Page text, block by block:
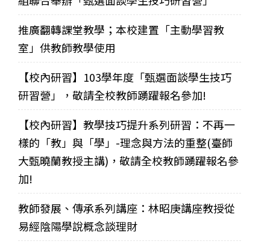
推廣翻轉課堂教學；本校建置「主動學習教
室」供教師教學使用
【校內研習】103學年度「甄選面談學生技巧
研習營」，敬請全校教師踴躍報名參加!
【校內研習】教學技巧提升系列研習：不再一
樣的「教」與「學」-理念與方法的重整(臺師
大甄曉蘭教授主講)，敬請全校教師踴躍報名參
加!
教師發展、傳承系列講座：林昭庚講座教授從
易經陰陽學說概念談理財